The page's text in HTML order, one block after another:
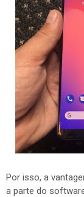
Por isso, a
a parte do